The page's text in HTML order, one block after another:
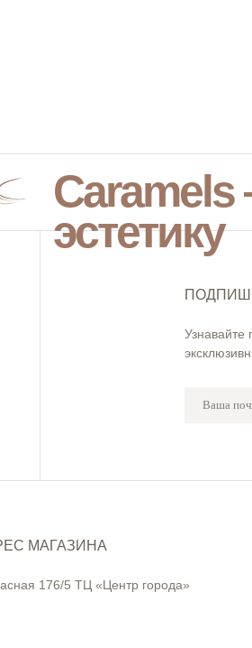
Узнавайте
МАГАЗИНА
176/5 ТЦ «Центр города»
эстетику